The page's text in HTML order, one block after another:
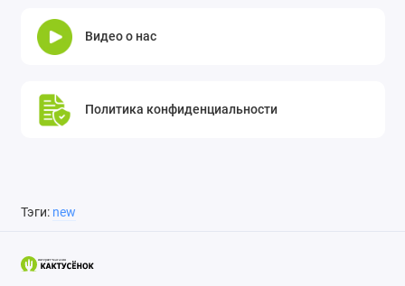
Видео о нас
Политика конфиденциальности
Тэги: new